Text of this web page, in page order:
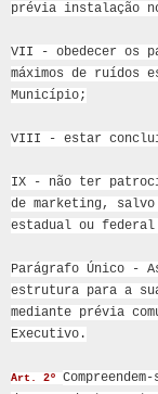
prévia instalação
VII - obedecer os
máximos de ruídos
Município;
VIII - estar
IX - não ter
de marketing,
estadual ou
Parágrafo Único -
estrutura para a
mediante prévia
Executivo.
Art. 2º